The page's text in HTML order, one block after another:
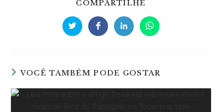
COMPARTILHE
CONTENT
Opens
in
Opens
in
Opens
in
Opens
in
VOCÊ TAMBÉM PODE GOSTAR